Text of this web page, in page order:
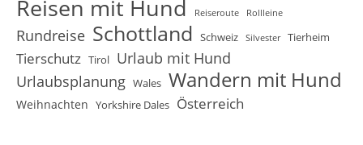
Reisen mit Hund Reiseroute Rollleine
Rundreise Schottland Schweiz Silvester Tierheim
Tierschutz Tirol Urlaub mit Hund
Urlaubsplanung Wales Wandern mit Hund
Weihnachten Yorkshire Dales Österreich